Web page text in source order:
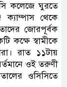
কলেজে ঘুরতে
থেকে
জোরপূর্বক
কক্ষে স্বামীকে
রাত ১১টায়
ওই তরুণী
ওসিসিতে